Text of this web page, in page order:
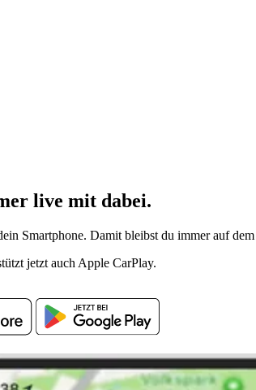
live mit dabei.
Smartphone. Damit bleibst du immer auf
jetzt auch Apple CarPlay.